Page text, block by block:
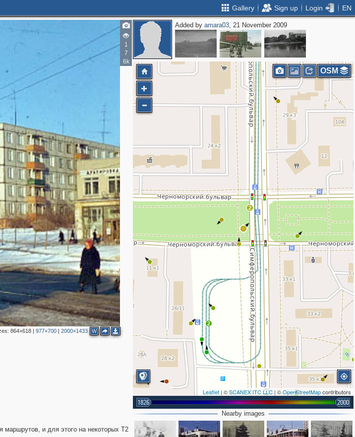
Gallery Sign up Login EN
1
7
6k
864×618| 977×700| 2000×1433 W
Added byamara03, 21 November 2009
2
2
Leaflet | ©SCANEX ITC LLC | ©OpenStreetMapcontributors
1826 2000
OSM
Nearby images
маршрутов, и для этого на некоторых Т2